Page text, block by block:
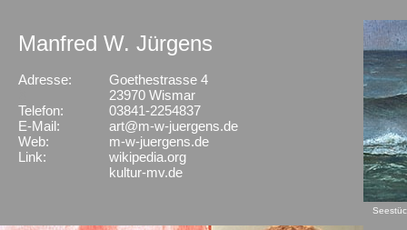
Manfred W. Jürgens
Adresse:
Telefon:
E-Mail:
Web:
Link:
Goethestrasse 4
23970 Wismar
03841-2254837
art@m-w-juergens.de
m-w-juergens.de
wikipedia.org
kultur-mv.de